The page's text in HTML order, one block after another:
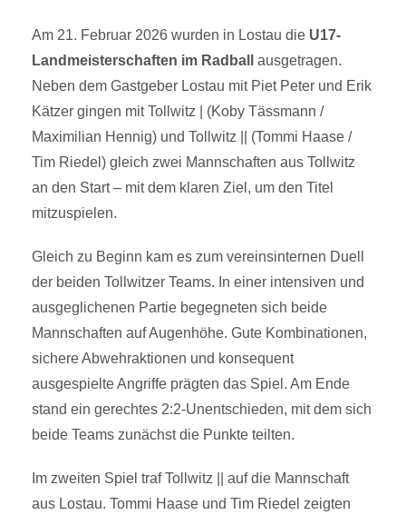
Am 21. Februar 2026 wurden in Lostau die U17-
Landmeisterschaften im Radball ausgetragen.
Neben dem Gastgeber Lostau mit Piet Peter und Erik
Kätzer gingen mit Tollwitz | (Koby Tässmann /
Maximilian Hennig) und Tollwitz || (Tommi Haase /
Tim Riedel) gleich zwei Mannschaften aus Tollwitz
an den Start – mit dem klaren Ziel, um den Titel
mitzuspielen.
Gleich zu Beginn kam es zum vereinsinternen Duell
der beiden Tollwitzer Teams. In einer intensiven und
ausgeglichenen Partie begegneten sich beide
Mannschaften auf Augenhöhe. Gute Kombinationen,
sichere Abwehraktionen und konsequent
ausgespielte Angriffe prägten das Spiel. Am Ende
stand ein gerechtes 2:2-Unentschieden, mit dem sich
beide Teams zunächst die Punkte teilten.
Im zweiten Spiel traf Tollwitz || auf die Mannschaft
aus Lostau. Tommi Haase und Tim Riedel zeigten